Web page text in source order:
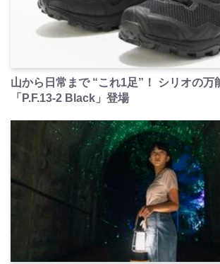
山から日常まで “これ1足”！ シリオの万
「P.F.13-2 Black」登場